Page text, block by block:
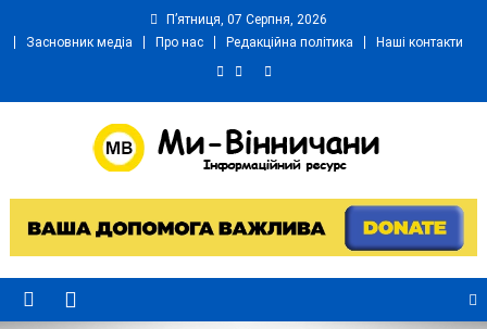
П’ятниця, 07 Серпня, 2026
Засновник медіа
Про нас Редакційна політика Наші контакти
Ми Вінничани